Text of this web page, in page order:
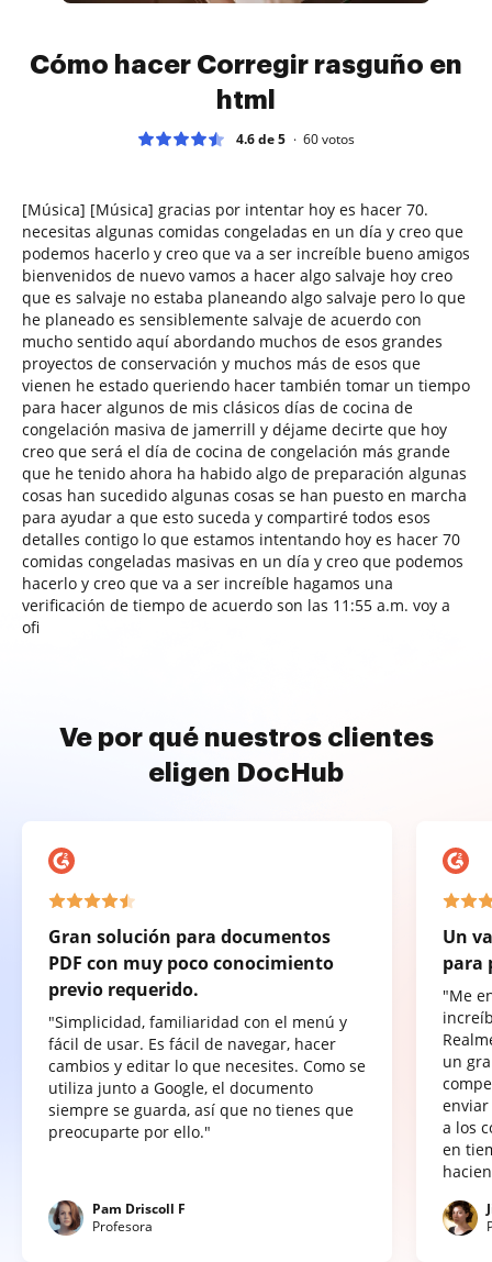
Cómo hacer Corregir rasguño en
html
4.6 de 5 60votos
[Música] [Música] gracias por intentar hoy es hacer 70.
necesitas algunas comidas congeladas en un día y creo que
podemos hacerlo y creo que va a ser increíble bueno amigos
bienvenidos de nuevo vamos a hacer algo salvaje hoy creo
que es salvaje no estaba planeando algo salvaje pero lo que
he planeado es sensiblemente salvaje de acuerdo con
mucho sentido aquí abordando muchos de esos grandes
proyectos de conservación y muchos más de esos que
vienen he estado queriendo hacer también tomar un tiempo
para hacer algunos de mis clásicos días de cocina de
congelación masiva de jamerrill y déjame decirte que hoy
creo que será el día de cocina de congelación más grande
que he tenido ahora ha habido algo de preparación algunas
cosas han sucedido algunas cosas se han puesto en marcha
para ayudar a que esto suceda y compartiré todos esos
detalles contigo lo que estamos intentando hoy es hacer 70
comidas congeladas masivas en un día y creo que podemos
hacerlo y creo que va a ser increíble hagamos una
verificación de tiempo de acuerdo son las 11:55 a.m. voy a
ofi
Ve por qué nuestros clientes
eligen DocHub
Gran solución para documentos
PDF con muy poco conocimiento
previo requerido.
"Simplicidad, familiaridad con el menú y
fácil de usar. Es fácil de navegar, hacer
cambios y editar lo que necesites. Como se
utiliza junto a Google, el documento
siempre se guarda, así que no tienes que
preocuparte por ello."
Pam Driscoll F
Profesora
Un
para
"Me
un
a los
en